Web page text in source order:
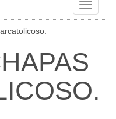
Toggle